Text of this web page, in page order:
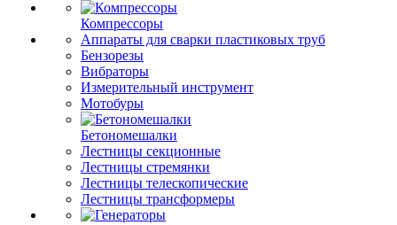
Компрессоры
Аппараты для сварки пластиковых труб
Бензорезы
Вибраторы
Измерительный инструмент
Мотобуры
Бетономешалки
Лестницы секционные
Лестницы стремянки
Лестницы телескопические
Лестницы трансформеры